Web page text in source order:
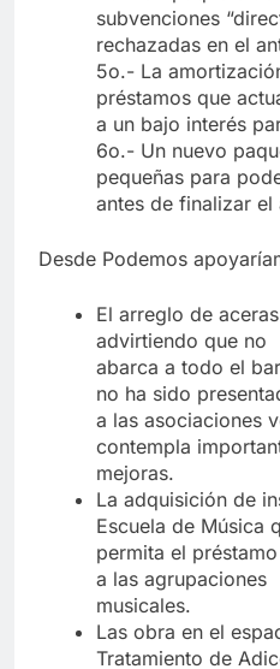
subvenciones
rechazadas en el
5o.- La
préstamos que
a un bajo interés
6o.- Un nuevo
pequeñas para
antes de finalizar el
Desde Podemos
El arreglo de
advirtiendo que no
abarca a todo el
no ha sido
a las asociaciones
contempla
mejoras.
La adquisición de
Escuela de Música
permita el
a las agrupaciones
musicales.
Las obra en el
Tratamiento de